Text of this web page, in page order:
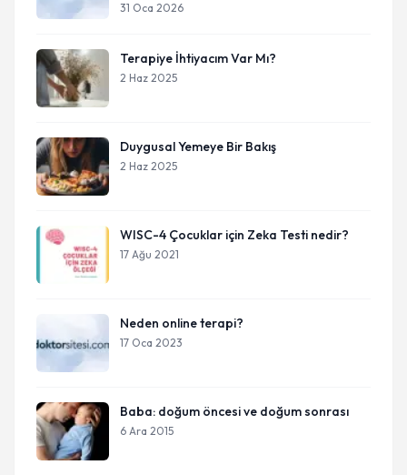
31 Oca 2026
Terapiye İhtiyacım Var Mı?
2 Haz 2025
Duygusal Yemeye Bir Bakış
2 Haz 2025
WISC-4 Çocuklar için Zeka Testi nedir?
17 Ağu 2021
Neden online terapi?
17 Oca 2023
Baba: doğum öncesi ve doğum sonrası
6 Ara 2015